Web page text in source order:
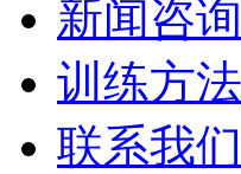
新闻咨询
训练方法
联系我们